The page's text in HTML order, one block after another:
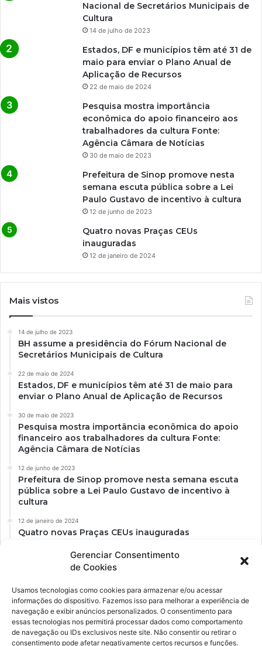
Gerenciar Consentimento
de Cookies
Usamos tecnologias como cookies para armazenar e/ou acessar
informações do dispositivo. Fazemos isso para melhorar a experiência de
navegação e exibir anúncios personalizados. O consentimento para
essas tecnologias nos permitirá processar dados como comportamento
de navegação ou IDs exclusivos neste site. Não consentir ou retirar o
consentimento pode afetar negativamente certos recursos e funções.
Nacional de Secretários Municipais de
Cultura
14 de julho de 2023
Estados, DF e municípios têm até 31 de
maio para enviar o Plano Anual de
Aplicação de Recursos
22 de maio de 2024
Pesquisa mostra importância
econômica do apoio financeiro aos
trabalhadores da cultura Fonte:
Agência Câmara de Notícias
30 de maio de 2023
Prefeitura de Sinop promove nesta
semana escuta pública sobre a Lei
Paulo Gustavo de incentivo à cultura
12 de junho de 2023
Quatro novas Praças CEUs
inauguradas
12 de janeiro de 2024
Mais vistos
14 de julho de 2023
BH assume a presidência do Fórum Nacional de
Secretários Municipais de Cultura
22 de maio de 2024
Estados, DF e municípios têm até 31 de maio para
enviar o Plano Anual de Aplicação de Recursos
30 de maio de 2023
Pesquisa mostra importância econômica do apoio
financeiro aos trabalhadores da cultura Fonte:
Agência Câmara de Notícias
12 de junho de 2023
Prefeitura de Sinop promove nesta semana escuta
pública sobre a Lei Paulo Gustavo de incentivo à
cultura
12 de janeiro de 2024
Quatro novas Praças CEUs inauguradas